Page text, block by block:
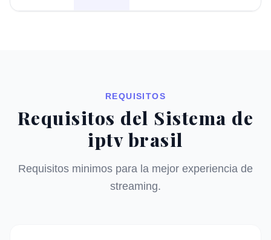
REQUISITOS
Requisitos del Sistema de
iptv brasil
Requisitos minimos para la mejor experiencia de
streaming.